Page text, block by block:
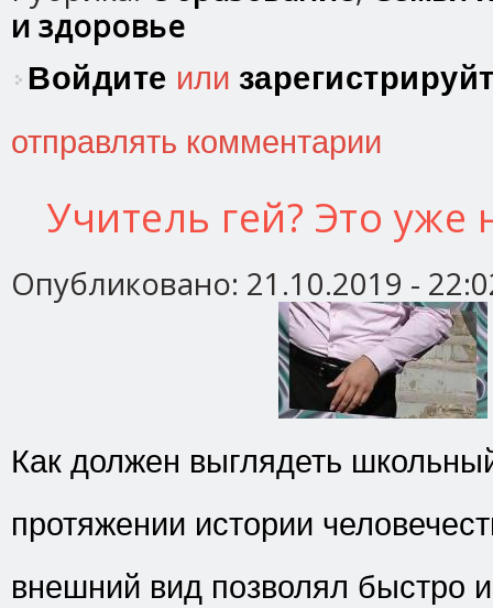
и здоровье
Войдите или
отправлять комментарии
Учитель гей? Это уже
Опубликовано: 21.10.2019 -
Как должен выглядеть
протяжении истории
внешний вид позволял быстро